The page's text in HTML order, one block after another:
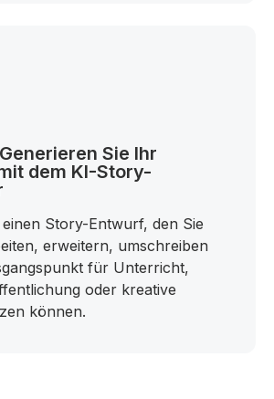
Sie Ihr
dem KI-Story-
Story-Entwurf, den Sie
erweitern, umschreiben
für Unterricht,
oder kreative
können.